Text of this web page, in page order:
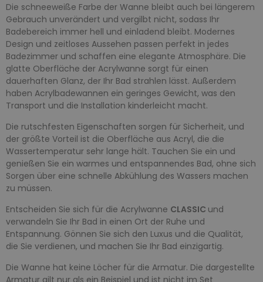
Die schneeweiße Farbe der Wanne bleibt auch bei längerem
Gebrauch unverändert und vergilbt nicht, sodass Ihr
Badebereich immer hell und einladend bleibt. Modernes
Design und zeitloses Aussehen passen perfekt in jedes
Badezimmer und schaffen eine elegante Atmosphäre. Die
glatte Oberfläche der Acrylwanne sorgt für einen
dauerhaften Glanz, der Ihr Bad strahlen lässt. Außerdem
haben Acrylbadewannen ein geringes Gewicht, was den
Transport und die Installation kinderleicht macht.
Die rutschfesten Eigenschaften sorgen für Sicherheit, und
der größte Vorteil ist die Oberfläche aus Acryl, die die
Wassertemperatur sehr lange hält. Tauchen Sie ein und
genießen Sie ein warmes und entspannendes Bad, ohne sich
Sorgen über eine schnelle Abkühlung des Wassers machen
zu müssen.
Entscheiden Sie sich für die Acrylwanne CLASSIC und
verwandeln Sie Ihr Bad in einen Ort der Ruhe und
Entspannung. Gönnen Sie sich den Luxus und die Qualität,
die Sie verdienen, und machen Sie Ihr Bad einzigartig.
Die Wanne hat keine Löcher für die Armatur. Die dargestellte
Armatur gilt nur als ein Beispiel und ist nicht im Set